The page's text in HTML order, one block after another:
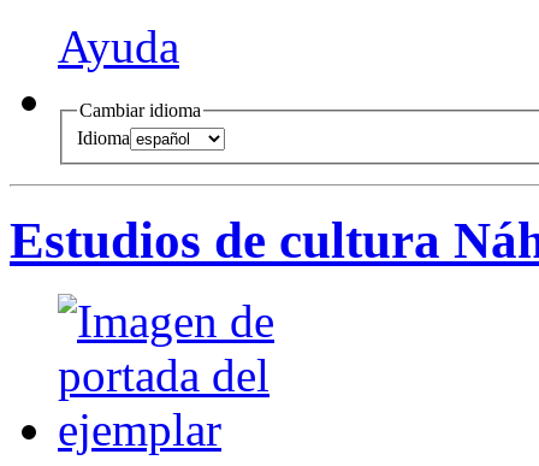
Ayuda
Cambiar idioma
Idioma
Estudios de cultura